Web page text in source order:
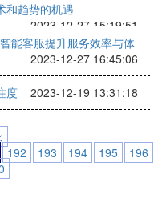
和趋势的机遇
2023-12-27 15:19:51
能客服提升服务效率与体
2023-12-27 16:45:06
度 2023-12-19 13:31:18
192 193 194 195
196